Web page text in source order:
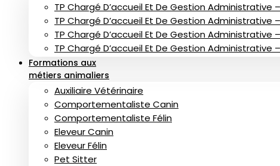
TP Chargé D’accueil Et De Gestion Administrative
TP Chargé D’accueil Et De Gestion Administrative
TP Chargé D’accueil Et De Gestion Administrative
TP Chargé D’accueil Et De Gestion Administrative
Formations aux
métiers animaliers
Auxiliaire Vétérinaire
Comportementaliste Canin
Comportementaliste Félin
Eleveur Canin
Eleveur Félin
Pet Sitter